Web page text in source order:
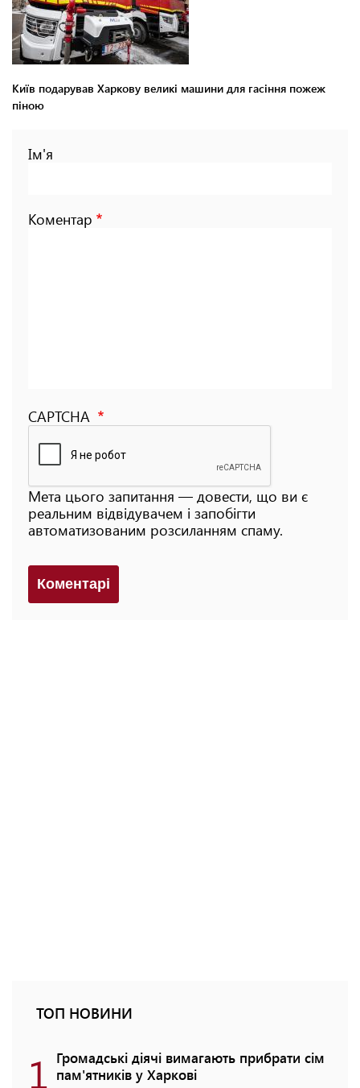
Київ подарував Харкову великі машини для гасіння пожеж
піною
Ім'я
Коментар
CAPTCHA
Мета цього запитання — довести, що ви є
реальним відвідувачем і запобігти
автоматизованим розсиланням спаму.
Коментарi
ТОП НОВИНИ
1 Громадські діячі вимагають прибрати сім
пам'ятників у Харкові